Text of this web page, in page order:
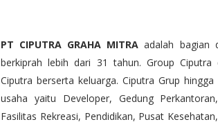
PT CIPUTRA GRAHA MITRA adalah bagian
berkiprah lebih dari 31 tahun. Group Ciputra
Ciputra berserta keluarga. Ciputra Grup
usaha yaitu Developer, Gedung
Fasilitas Rekreasi, Pendidikan, Pusat